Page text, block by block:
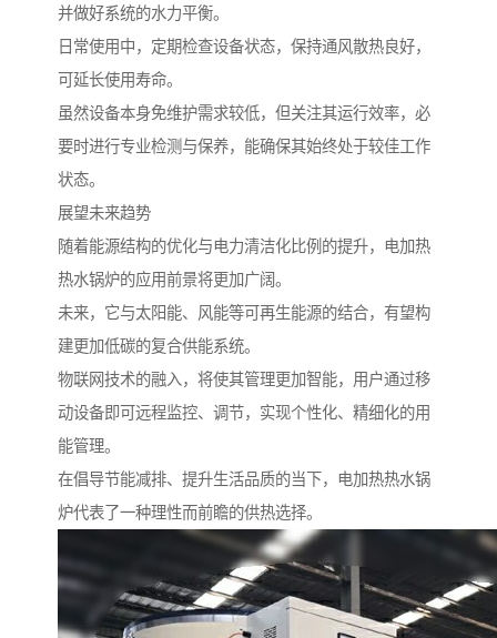
并做好系统的水力平衡。
日常使用中，定期检查设备状态，保持通风散热良好，
可延长使用寿命。
虽然设备本身免维护需求较低，但关注其运行效率，必
要时进行专业检测与保养，能确保其始终处于较佳工作
状态。
展望未来趋势
随着能源结构的优化与电力清洁化比例的提升，电加热
热水锅炉的应用前景将更加广阔。
未来，它与太阳能、风能等可再生能源的结合，有望构
建更加低碳的复合供能系统。
物联网技术的融入，将使其管理更加智能，用户通过移
动设备即可远程监控、调节，实现个性化、精细化的用
能管理。
在倡导节能减排、提升生活品质的当下，电加热热水锅
炉代表了一种理性而前瞻的供热选择。